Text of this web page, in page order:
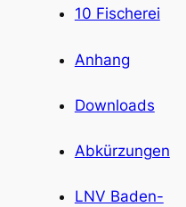
10 Fischerei
Anhang
Downloads
Abkürzungen
LNV Baden-